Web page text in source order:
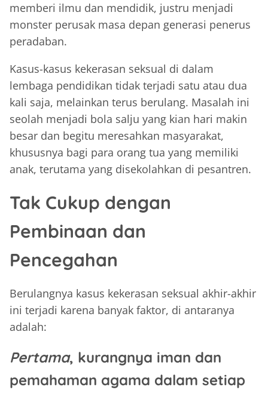
memberi ilmu dan mendidik, justru menjadi
monster perusak masa depan generasi penerus
peradaban.
Kasus-kasus kekerasan seksual di dalam
lembaga pendidikan tidak terjadi satu atau dua
kali saja, melainkan terus berulang. Masalah ini
seolah menjadi bola salju yang kian hari makin
besar dan begitu meresahkan masyarakat,
khususnya bagi para orang tua yang memiliki
anak, terutama yang disekolahkan di pesantren.
Tak Cukup dengan
Pembinaan dan
Pencegahan
Berulangnya kasus kekerasan seksual akhir-akhir
ini terjadi karena banyak faktor, di antaranya
adalah:
Pertama, kurangnya iman dan
pemahaman agama dalam setiap